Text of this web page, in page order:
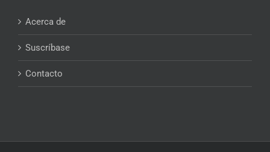
Acerca de
Suscríbase
Contacto